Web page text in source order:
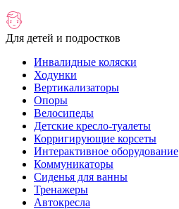
Для детей и подростков
Инвалидные коляски
Ходунки
Вертикализаторы
Опоры
Велосипеды
Детские кресло-туалеты
Корригирующие корсеты
Интерактивное оборудование
Коммуникаторы
Сиденья для ванны
Тренажеры
Автокресла